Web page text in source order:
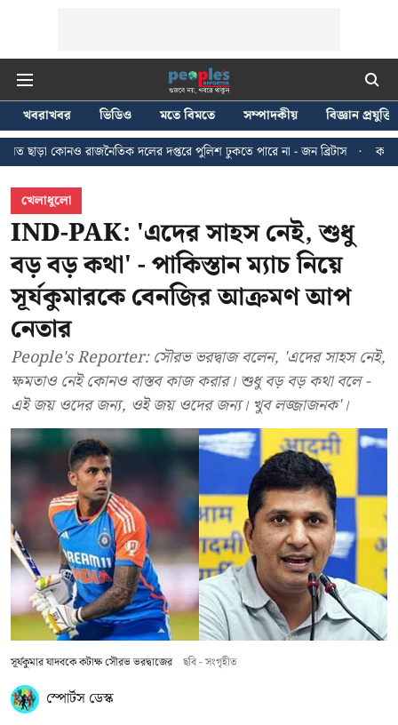
খবরাখবর ভিডিও মতে বিমতে সম্পাদকীয়
বিজ্ঞান প্রযুক্তি
দলের দপ্তরে পুলিশ ঢুকতে পারে না - জন ব্রিটাস
কলকাতায় ২৪ জুলাইয়ের
খেলাধুলো
IND-PAK: 'এদের সাহস নেই, শুধু
বড় বড় কথা' - পাকিস্তান ম্যাচ নিয়ে
সূর্যকুমারকে বেনজির আক্রমণ আপ
নেতার
People's Reporter: সৌরভ ভরদ্বাজ বলেন, 'এদের সাহস নেই,
ক্ষমতাও নেই কোনও বাস্তব কাজ করার। শুধু বড় বড় কথা বলে -
এই জয় ওদের জন্য, ওই জয় ওদের জন্য। খুব লজ্জাজনক'।
সূর্যকুমার যাদবকে কটাক্ষ সৌরভ ভরদ্বাজের ছবি - সংগৃহীত
স্পোর্টস ডেস্ক